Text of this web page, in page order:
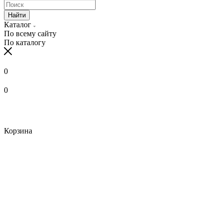
Найти
Каталог
По всему сайту
По каталогу
0
0
Корзина